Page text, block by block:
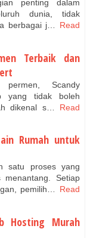
penting dalam
dunia, tidak
berbagai j…
Read
Terbaik dan
Scandy
yang tidak boleh
dikenal s…
Read
Rumah untuk
satu proses yang
menantang. Setiap
pemilih…
Read
Hosting Murah